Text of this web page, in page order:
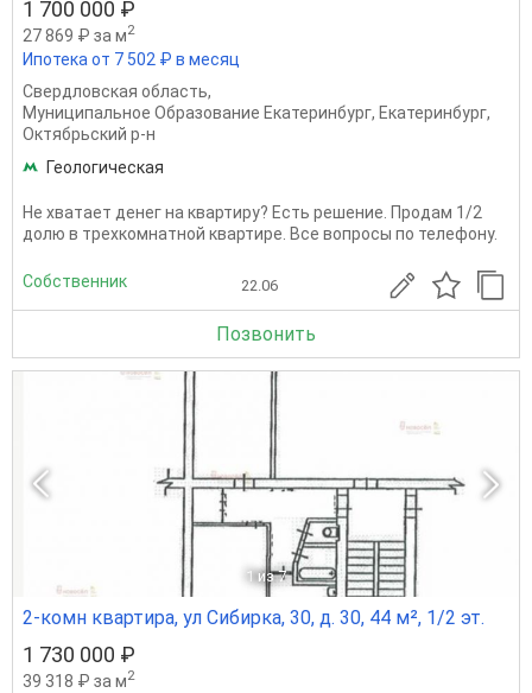
1 700 000 ₽
27 869 ₽ за м2
Ипотека от 7 502 ₽ в месяц
Свердловская область,
Муниципальное Образование Екатеринбург, Екатеринбург,
Октябрьский р-н
Геологическая
Не хватает денег на квартиру? Есть решение. Продам 1/2
долю в трехкомнатной квартире. Все вопросы по телефону.
Собственник 22.06
Позвонить
1 из 7
2-комн квартира, ул Сибирка, 30, д. 30, 44 м², 1/2 эт.
1 730 000 ₽
39 318 ₽ за м2